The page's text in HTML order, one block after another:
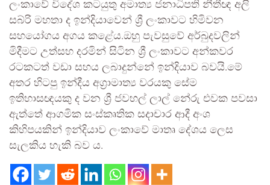
ලංකාවේ විදේශ කටයුතු අමාත්‍ය ජනාධිපති නීතීඥ අලි
සබ්රි මහතා ද ඉන්දියාවෙන් ශ්‍රී ලංකාවට හිමිවන
සහයෝගය අගය කළේය.ඔහු පැවසුවේ අර්බුදවලින්
මිදීමට උත්සහ දරමින් සිටින ශ්‍රී ලංකාවට අන්කවර
රටකටත් වඩා සහය ලබාදුන්නේ ඉන්දියාව බවයි.මේ
අතර හිටපු ඉන්දීය අග්‍රාමාත්‍ය වරයකු සේම
ඉතිහාසඥ‍යකු ද වන ශ්‍රී ජවහල් ලාල් නේරු එවක පවසා
ඇත්තේ ආගමික සංස්කෘතික සදාචාර ආදී අංශ
කිහිපයකින් ඉන්දියාව ලංකාවේ මාතෘ දේශය ලෙස
සැලකිය හැකි බව ය.